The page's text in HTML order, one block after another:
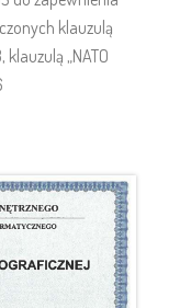
klauzulą
klauzulą „NATO